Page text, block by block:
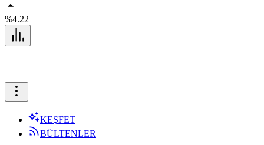
%4.22
KEŞFET
BÜLTENLER